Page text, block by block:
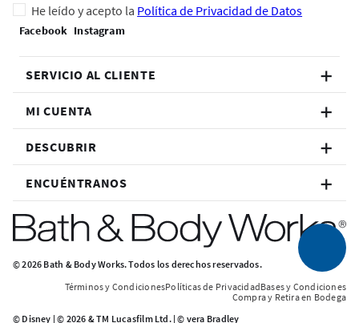
He leído y acepto la Política de Privacidad de Datos
SERVICIO AL CLIENTE
MI CUENTA
DESCUBRIR
ENCUÉNTRANOS
© 2026 Bath & Body Works. Todos los derechos reservados.
Términos y CondicionesPolíticas de PrivacidadBases y Condiciones
Compra y Retira en Bodega
© Disney | © 2026 & TM Lucasfilm Ltd. | © vera Bradley